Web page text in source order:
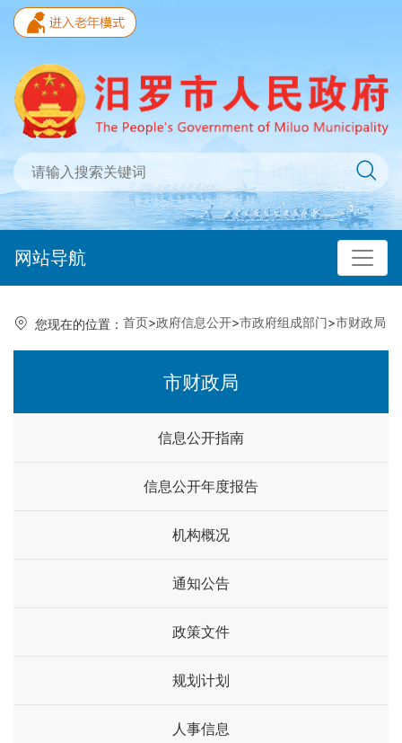
网站导航
您现在的位置： 首页>政府信息公开>市政府组成部门>市财政局
市财政局
信息公开指南
信息公开年度报告
机构概况
通知公告
政策文件
规划计划
人事信息